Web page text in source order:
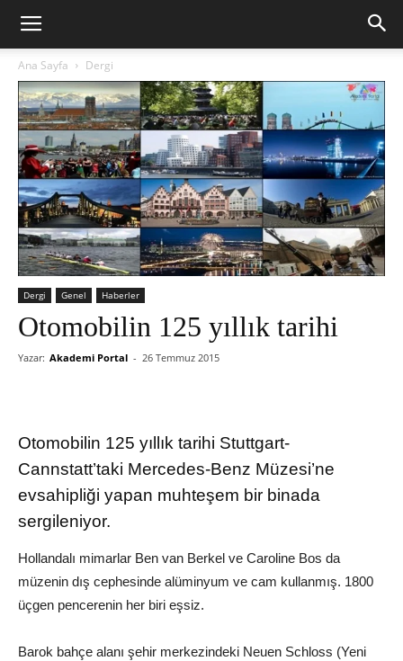
Ana Sayfa Dergi
Dergi Genel Haberler
Otomobilin 125 yıllık tarihi
Yazar: Akademi Portal - 26 Temmuz 2015
Otomobilin 125 yıllık tarihi Stuttgart-
Cannstatt’taki Mercedes-Benz Müzesi’ne
evsahipliği yapan muhteşem bir binada
sergileniyor.
Hollandalı mimarlar Ben van Berkel ve Caroline Bos da
müzenin dış cephesinde alüminyum ve cam kullanmış. 1800
üçgen pencerenin her biri eşsiz.
Barok bahçe alanı şehir merkezindeki Neuen Schloss (Yeni